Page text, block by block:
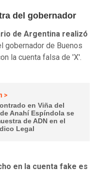
del gobernador
de Argentina realizó
gobernador de Buenos
la cuenta falsa de 'X'.
>
en Viña del
Anahí Espíndola se
de ADN en el
Legal
en la cuenta fake es